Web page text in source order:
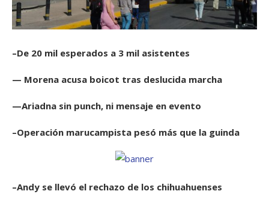
–De 20 mil esperados a 3 mil asistentes
— Morena acusa boicot tras deslucida marcha
—Ariadna sin punch, ni mensaje en evento
–Operación marucampista pesó más que la guinda
–Andy se llevó el rechazo de los chihuahuenses